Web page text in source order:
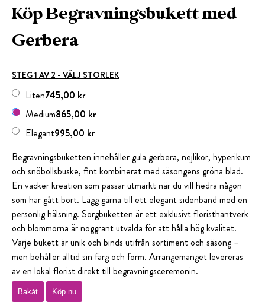
Köp Begravningsbukett med
Gerbera
STEG 1 AV 2 - VÄLJ STORLEK
745,00 kr
Liten
865,00 kr
Medium
995,00 kr
Elegant
Begravningsbuketten innehåller gula gerbera, nejlikor, hyperikum
och snöbollsbuske, fint kombinerat med säsongens gröna blad.
En vacker kreation som passar utmärkt när du vill hedra någon
som har gått bort. Lägg gärna till ett elegant sidenband med en
personlig hälsning. Sorgbuketten är ett exklusivt floristhantverk
och blommorna är noggrant utvalda för att hålla hög kvalitet.
Varje bukett är unik och binds utifrån sortiment och säsong –
men behåller alltid sin färg och form. Arrangemanget levereras
av en lokal florist direkt till begravningsceremonin.
Bakåt Köp nu